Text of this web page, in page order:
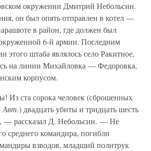
окружении Дмитрий Небольсин.
он был опять отправлен в котел —
в район, где должен был
6-й армии. Последним
этого штаба являлось село Ракитное,
на линии Михайловка — Федоровка,
корпусом.
Из ста сорока человек (сброшенных
Авт.) двадцать убиты и тридцать шесть
— рассказал Д. Небольсин. — Не
среднего командира, погибли
взводов, младший политрук